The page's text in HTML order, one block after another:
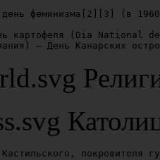
феминизма[2][3] (в
картофеля (Dia National
покровителя